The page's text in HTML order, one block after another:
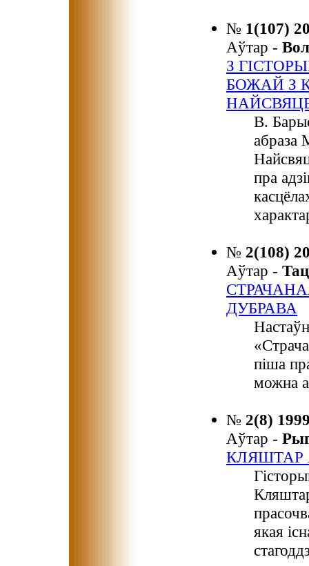
№ 1(107)
Аўтар -
З
БОЖАЙ З
В.
абраза
пра
№ 2(108)
Аўтар -
ДУБРАВА
піша
можна
№ 2(8)
Аўтар -
КЛЯШТАР
якая